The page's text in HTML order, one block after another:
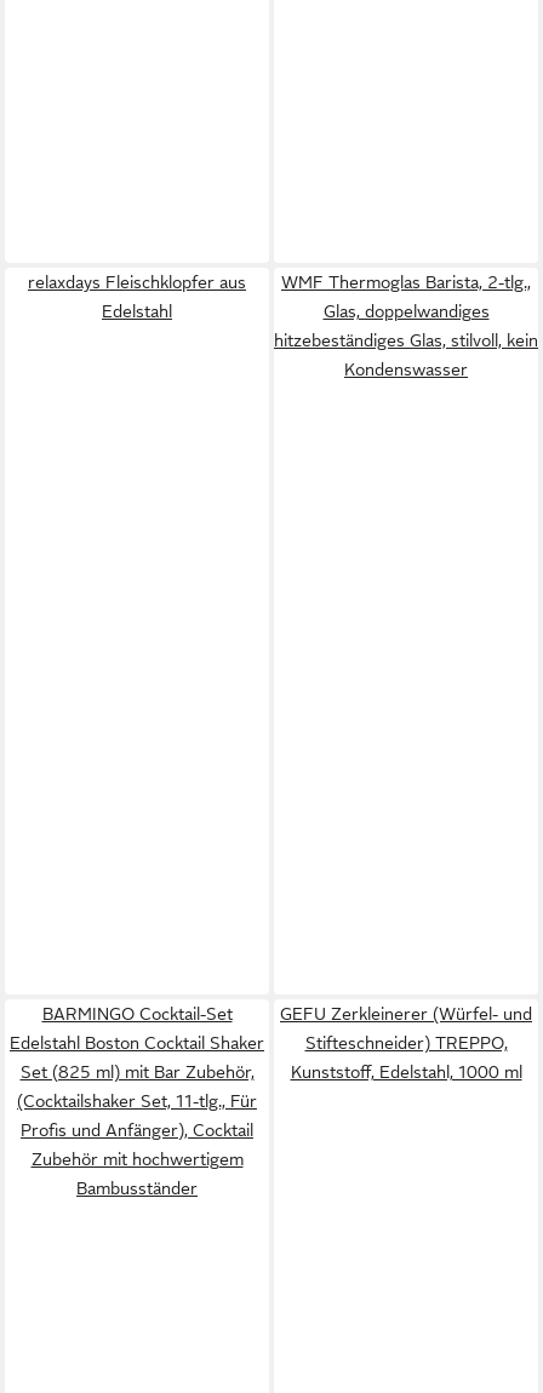
relaxdays Fleischklopfer aus
Edelstahl
WMF Thermoglas Barista, 2-tlg.,
Glas, doppelwandiges
hitzebeständiges Glas, stilvoll, kein
Kondenswasser
BARMINGO Cocktail-Set
Edelstahl Boston Cocktail Shaker
Set (825 ml) mit Bar Zubehör,
(Cocktailshaker Set, 11-tlg., Für
Profis und Anfänger), Cocktail
Zubehör mit hochwertigem
Bambusständer
GEFU Zerkleinerer (Würfel- und
Stifteschneider) TREPPO,
Kunststoff, Edelstahl, 1000 ml